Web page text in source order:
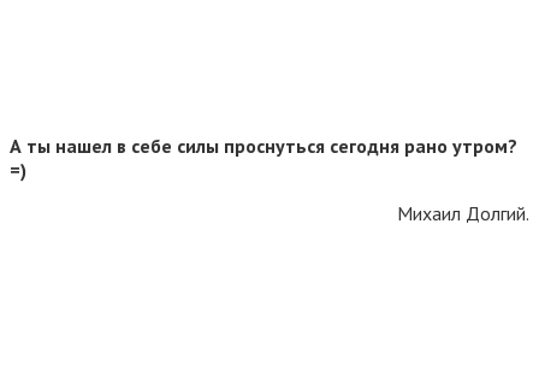
А ты нашел в себе силы проснуться сегодня рано утром?
=)
Михаил Долгий.